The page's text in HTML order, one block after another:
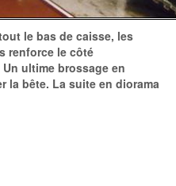
le bas de caisse, les
renforce le côté
ultime brossage en
la bête. La suite en diorama